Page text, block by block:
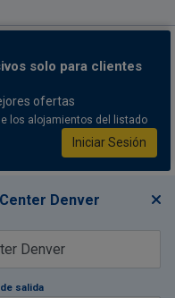
solo para clientes
ofertas
los alojamientos del listado
Iniciar Sesión
Denver
salida